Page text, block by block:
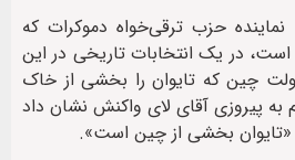
حزب ترقی‌خواه دموکرات که
است، در یک انتخابات تاریخی در این
چین که تایوان را بخشی از خاک
به پیروزی آقای لای واکنش نشان داد
«تایوان بخشی از چین است».